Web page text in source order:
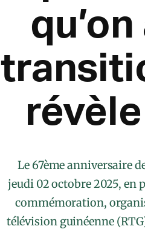
révèle
Le 67ème anniversaire
jeudi 02 octobre 2025, en
commémoration,
télévision guinéenne